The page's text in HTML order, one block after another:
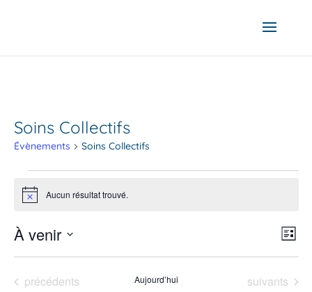
Soins Collectifs
Évènements Soins Collectifs
Évènements
Notice Aucun résultat trouvé.
de
Liste
À venir
date.Évènements
précédents Aujourd’hui Évènements
suivants